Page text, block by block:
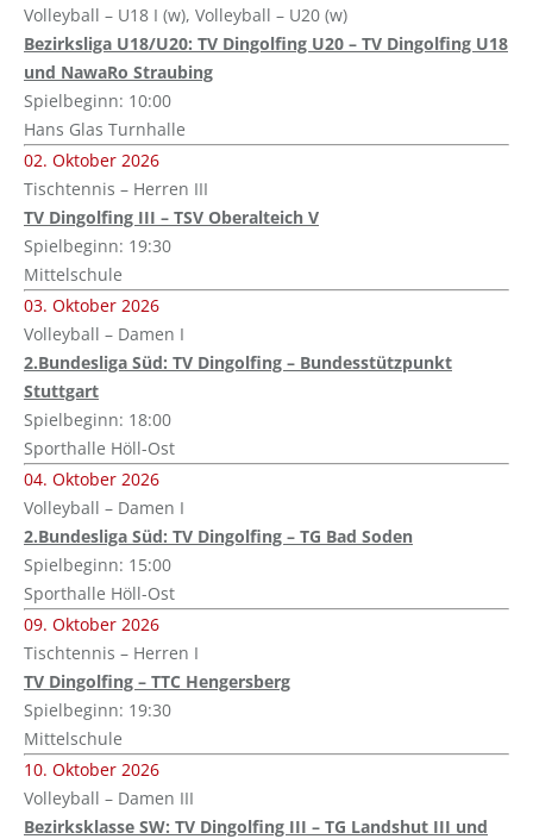
Volleyball – U18 I (w), Volleyball – U20 (w)
Bezirksliga U18/U20: TV Dingolfing U20 – TV Dingolfing U18
und NawaRo Straubing
Spielbeginn: 10:00
Hans Glas Turnhalle
02. Oktober 2026
Tischtennis – Herren III
TV Dingolfing III – TSV Oberalteich V
Spielbeginn: 19:30
Mittelschule
03. Oktober 2026
Volleyball – Damen I
2.Bundesliga Süd: TV Dingolfing – Bundesstützpunkt
Stuttgart
Spielbeginn: 18:00
Sporthalle Höll-Ost
04. Oktober 2026
Volleyball – Damen I
2.Bundesliga Süd: TV Dingolfing – TG Bad Soden
Spielbeginn: 15:00
Sporthalle Höll-Ost
09. Oktober 2026
Tischtennis – Herren I
TV Dingolfing – TTC Hengersberg
Spielbeginn: 19:30
Mittelschule
10. Oktober 2026
Volleyball – Damen III
Bezirksklasse SW: TV Dingolfing III – TG Landshut III und